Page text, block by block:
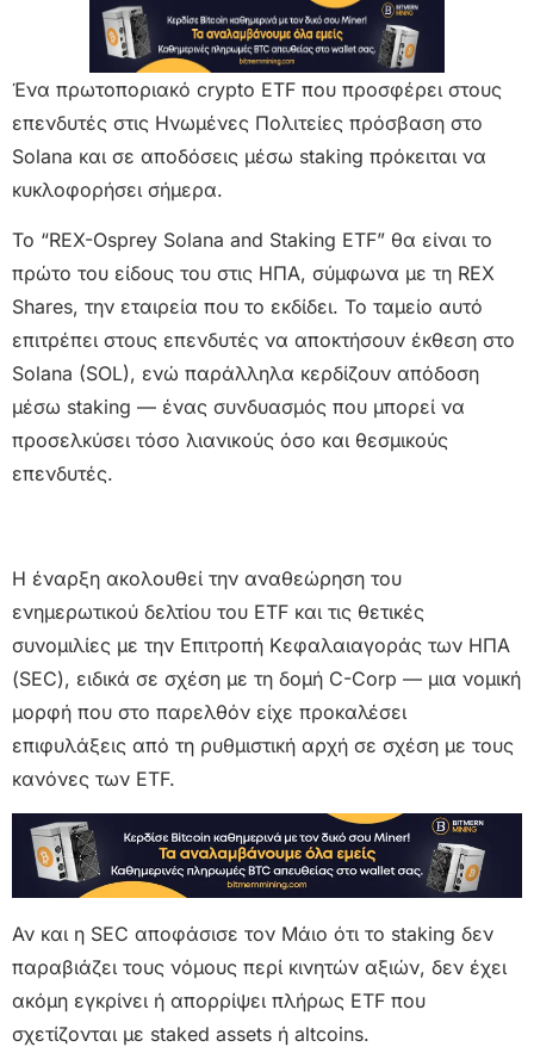
Ένα πρωτοποριακό crypto ETF που προσφέρει στους
επενδυτές στις Ηνωμένες Πολιτείες πρόσβαση στο
Solana και σε αποδόσεις μέσω staking πρόκειται να
κυκλοφορήσει σήμερα.
Το “REX-Osprey Solana and Staking ETF” θα είναι το
πρώτο του είδους του στις ΗΠΑ, σύμφωνα με τη REX
Shares, την εταιρεία που το εκδίδει. Το ταμείο αυτό
επιτρέπει στους επενδυτές να αποκτήσουν έκθεση στο
Solana (SOL), ενώ παράλληλα κερδίζουν απόδοση
μέσω staking — ένας συνδυασμός που μπορεί να
προσελκύσει τόσο λιανικούς όσο και θεσμικούς
επενδυτές.
Η έναρξη ακολουθεί την αναθεώρηση του
ενημερωτικού δελτίου του ETF και τις θετικές
συνομιλίες με την Επιτροπή Κεφαλαιαγοράς των ΗΠΑ
(SEC), ειδικά σε σχέση με τη δομή C-Corp — μια νομική
μορφή που στο παρελθόν είχε προκαλέσει
επιφυλάξεις από τη ρυθμιστική αρχή σε σχέση με τους
κανόνες των ETF.
Αν και η SEC αποφάσισε τον Μάιο ότι το staking δεν
παραβιάζει τους νόμους περί κινητών αξιών, δεν έχει
ακόμη εγκρίνει ή απορρίψει πλήρως ETF που
σχετίζονται με staked assets ή altcoins.